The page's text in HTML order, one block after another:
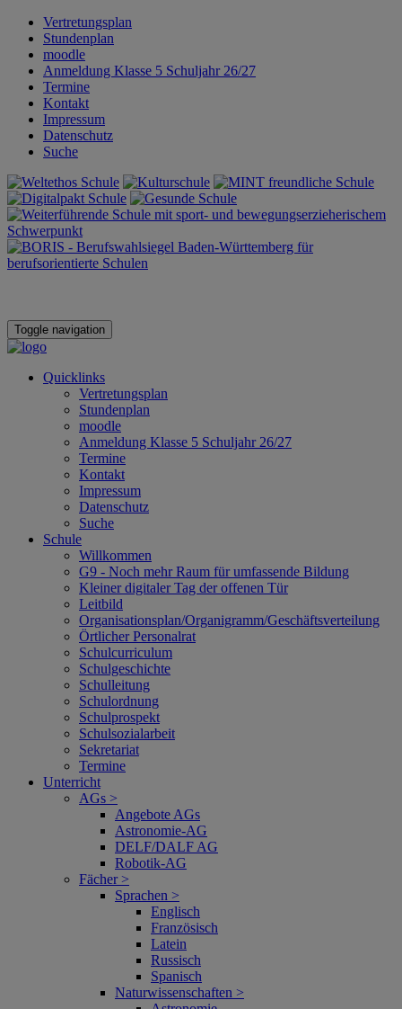
Vertretungsplan
Stundenplan
moodle
Anmeldung Klasse 5 Schuljahr 26/27
Termine
Kontakt
Impressum
Datenschutz
Suche
Toggle navigation
Quicklinks
Vertretungsplan
Stundenplan
moodle
Anmeldung Klasse 5 Schuljahr 26/27
Termine
Kontakt
Impressum
Datenschutz
Suche
Schule
Willkommen
G9 - Noch mehr Raum für umfassende Bildung
Kleiner digitaler Tag der offenen Tür
Leitbild
Organisationsplan/Organigramm/Geschäftsverteilung
Örtlicher Personalrat
Schulcurriculum
Schulgeschichte
Schulleitung
Schulordnung
Schulprospekt
Schulsozialarbeit
Sekretariat
Termine
Unterricht
AGs >
Angebote AGs
Astronomie-AG
DELF/DALF AG
Robotik-AG
Fächer >
Sprachen >
Englisch
Französisch
Latein
Russisch
Spanisch
Naturwissenschaften >